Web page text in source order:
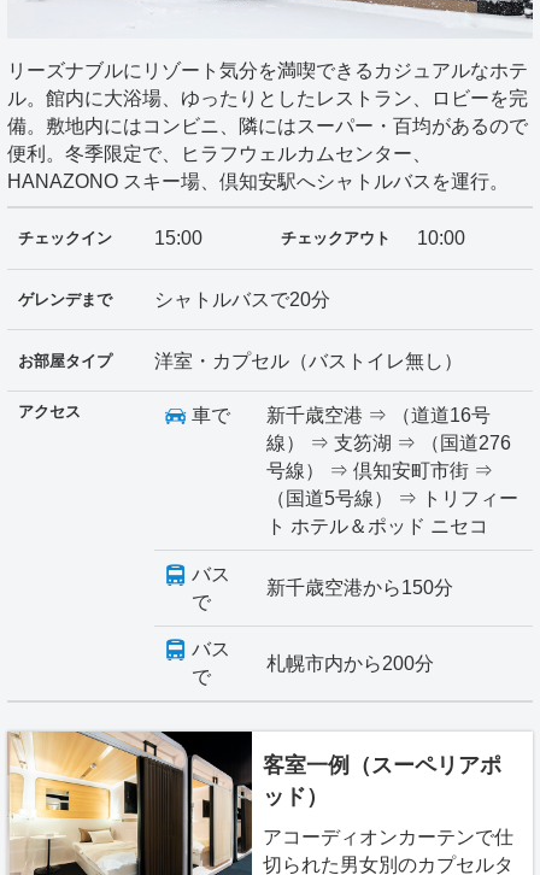
リーズナブルにリゾート気分を満喫できるカジュアルなホテ
ル。館内に大浴場、ゆったりとしたレストラン、ロビーを完
備。敷地内にはコンビニ、隣にはスーパー・百均があるので
便利。冬季限定で、ヒラフウェルカムセンター、
HANAZONO スキー場、倶知安駅へシャトルバスを運行。
チェックイン 15:00 チェックアウト 10:00
ゲレンデまで シャトルバスで20分
お部屋タイプ 洋室・カプセル（バストイレ無し）
アクセス 車で
新千歳空港 ⇒ （道道16号
線） ⇒ 支笏湖 ⇒ （国道276
号線） ⇒ 倶知安町市街 ⇒
（国道5号線） ⇒ トリフィー
ト ホテル＆ポッド ニセコ
バス
で
新千歳空港から150分
バス
で
札幌市内から200分
客室一例（スーペリアポ
ッド）
アコーディオンカーテンで仕
切られた男女別のカプセルタ